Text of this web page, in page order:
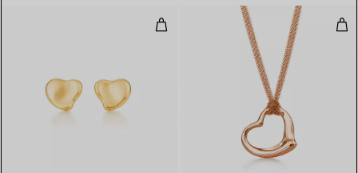
Full Heart Ohrringe
2 Materialien